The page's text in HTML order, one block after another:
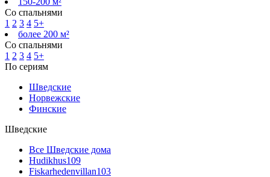
Со спальнями
1 2 3 4 5+
более 200 м²
Со спальнями
1 2 3 4 5+
По сериям
Шведские
Норвежские
Финские
Шведские
Все Шведские дома
Hudikhus109
Fiskarhedenvillan103